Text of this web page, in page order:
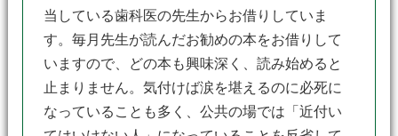
当している歯科医の先生からお借りしていま
す。毎月先生が読んだお勧めの本をお借りして
いますので、どの本も興味深く、読み始めると
止まりません。気付けば涙を堪えるのに必死に
なっていることも多く、公共の場では「近付い